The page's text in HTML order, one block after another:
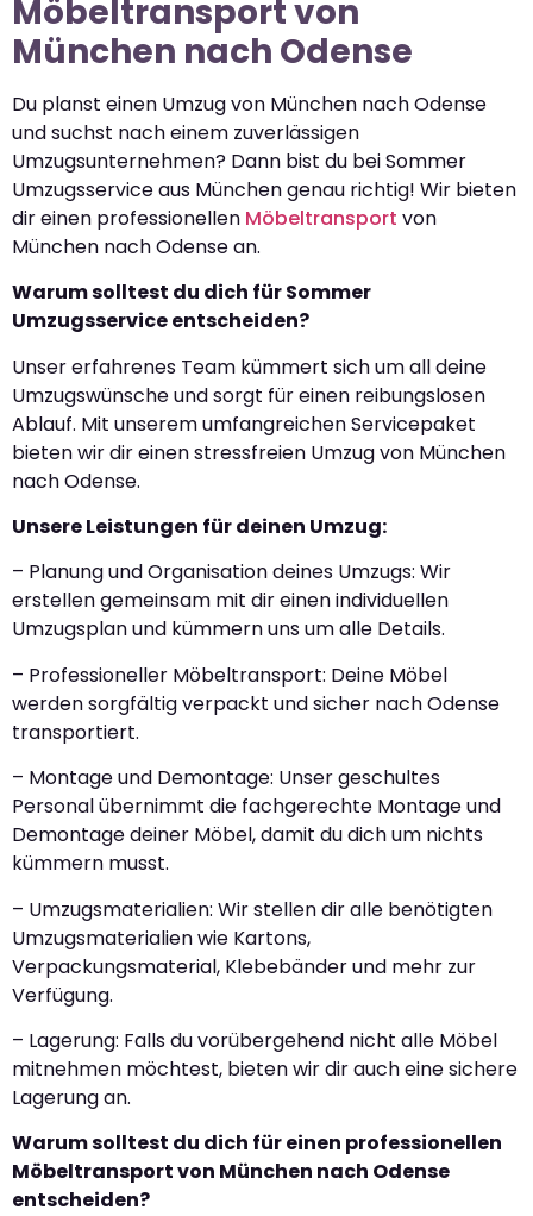
Möbeltransport von
München nach Odense
Du planst einen Umzug von München nach Odense
und suchst nach einem zuverlässigen
Umzugsunternehmen? Dann bist du bei Sommer
Umzugsservice aus München genau richtig! Wir bieten
dir einen professionellen Möbeltransport von
München nach Odense an.
Warum solltest du dich für Sommer
Umzugsservice entscheiden?
Unser erfahrenes Team kümmert sich um all deine
Umzugswünsche und sorgt für einen reibungslosen
Ablauf. Mit unserem umfangreichen Servicepaket
bieten wir dir einen stressfreien Umzug von München
nach Odense.
Unsere Leistungen für deinen Umzug:
– Planung und Organisation deines Umzugs: Wir
erstellen gemeinsam mit dir einen individuellen
Umzugsplan und kümmern uns um alle Details.
– Professioneller Möbeltransport: Deine Möbel
werden sorgfältig verpackt und sicher nach Odense
transportiert.
– Montage und Demontage: Unser geschultes
Personal übernimmt die fachgerechte Montage und
Demontage deiner Möbel, damit du dich um nichts
kümmern musst.
– Umzugsmaterialien: Wir stellen dir alle benötigten
Umzugsmaterialien wie Kartons,
Verpackungsmaterial, Klebebänder und mehr zur
Verfügung.
– Lagerung: Falls du vorübergehend nicht alle Möbel
mitnehmen möchtest, bieten wir dir auch eine sichere
Lagerung an.
Warum solltest du dich für einen professionellen
Möbeltransport von München nach Odense
entscheiden?